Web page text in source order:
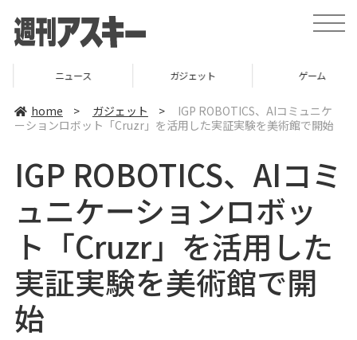
t
o
v
i
t
i
o
ニュース ガジェット ゲーム
home > ガジェット >
IGP ROBOTICS、AIコミュニケ
ーションロボット「Cruzr」を活用した実証実験を美術館で開始
IGP ROBOTICS、AIコミ
ュニケーションロボッ
ト「Cruzr」を活用した
実証実験を美術館で開
始